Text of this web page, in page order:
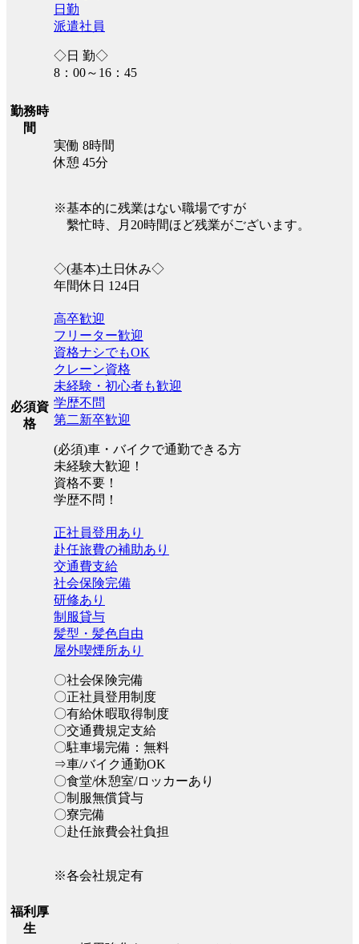
勤務時
間
日勤
派遣社員
◇日 勤◇
8：00～16：45
実働 8時間
休憩 45分
※基本的に残業はない職場ですが
繫忙時、月20時間ほど残業がございます。
◇(基本)土日休み◇
年間休日 124日
必須資
格
高卒歓迎
フリーター歓迎
資格ナシでもOK
クレーン資格
未経験・初心者も歓迎
学歴不問
第二新卒歓迎
(必須)車・バイクで通勤できる方
未経験大歓迎！
資格不要！
学歴不問！
福利厚
生
正社員登用あり
赴任旅費の補助あり
交通費支給
社会保険完備
研修あり
制服貸与
髪型・髪色自由
屋外喫煙所あり
〇社会保険完備
〇正社員登用制度
〇有給休暇取得制度
〇交通費規定支給
〇駐車場完備：無料
⇒車/バイク通勤OK
〇食堂/休憩室/ロッカーあり
〇制服無償貸与
〇寮完備
〇赴任旅費会社負担
※各会社規定有